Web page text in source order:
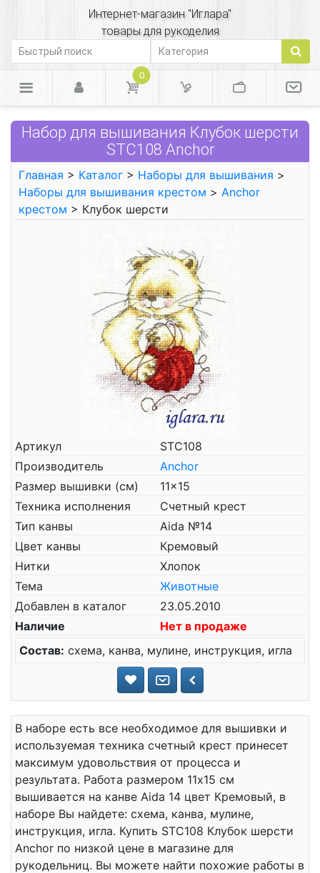
Интернет-магазин "Иглара"
товары для рукоделия
0
Набор для вышивания Клубок шерсти
STC108 Anchor
Главная > Каталог > Наборы для вышивания >
Наборы для вышивания крестом > Anchor
крестом > Клубок шерсти
Артикул
STC108
Производитель
Anchor
Размер вышивки (см)
11x15
Техника исполнения
Счетный крест
Тип канвы
Aida №14
Цвет канвы
Кремовый
Нитки
Хлопок
Тема
Животные
Добавлен в каталог
23.05.2010
Наличие
Нет в продаже
Состав: схема, канва, мулине, инструкция, игла
В наборе есть все необходимое для вышивки и
используемая техника счетный крест принесет
максимум удовольствия от процесса и
результата. Работа размером 11x15 см
вышивается на канве Aida 14 цвет Кремовый, в
наборе Вы найдете: схема, канва, мулине,
инструкция, игла. Купить STC108 Клубок шерсти
Anchor по низкой цене в магазине для
рукодельниц. Вы можете найти похожие работы в